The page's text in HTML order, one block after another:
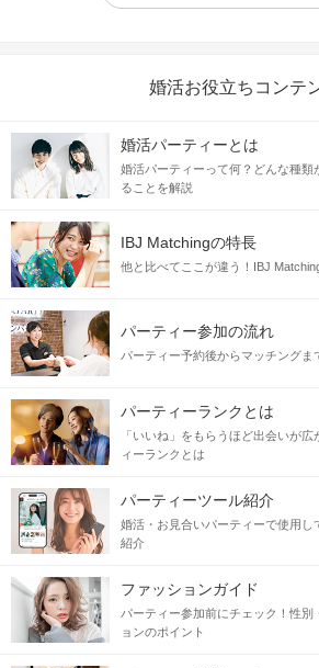
婚活お役立ちコンテ
婚活パーティーとは
婚活パーティーって何？どんな種類
ることを解説
IBJ Matchingの特長
他と比べてここが違う！IBJ
パーティー参加の流れ
パーティー予約後からマッチングま
パーティーランクとは
「いいね」をもらうほど出会いが
ィーランクとは
パーティーツール紹介
婚活・お見合いパーティーで使用し
紹介
ファッションガイド
パーティー参加前にチェック！性別
ョンのポイント